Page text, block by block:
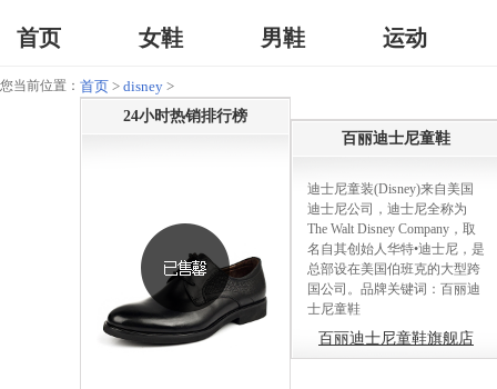
首页 女鞋 男鞋 运动
您当前位置： 首页 > disney >
24小时热销排行榜
百丽迪士尼童鞋
迪士尼童装(Disney)来自美国
迪士尼公司，迪士尼全称为
The Walt Disney Company，取
名自其创始人华特•迪士尼，是
总部设在美国伯班克的大型跨
国公司。品牌关键词：百丽迪
士尼童鞋
百丽迪士尼童鞋旗舰店